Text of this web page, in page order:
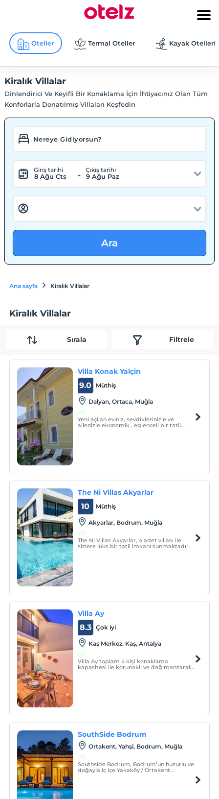
Oteller Termal Oteller Kayak Otelleri
Kiralık Villalar
Dinlendirici Ve Keyifli Bir Konaklama İçin İhtiyacınız Olan Tüm
Konforlarla Donatılmış Villaları Keşfedin
Giriş tarihi
8 Ağu Cts -
Çıkış tarihi
9 Ağu Paz
Ara
Ana sayfa Kiralık Villalar
Kiralık Villalar
Sırala Filtrele
Villa Konak Yalçin
Müthiş
9.0
Dalyan, Ortaca, Muğla
Yeni açilan eviniz; sevdiklerinizle ve
ailenizle ekonomik , eglenceli bir tatil
The Ni Villas Akyarlar
Müthiş
10
Akyarlar, Bodrum, Muğla
The Ni Villas Akyarlar, 4 adet villası ile
sizlere lüks bir tatil imkanı sunmaktadır.
Villa Ay
Çok iyi
8.3
Kaş Merkez, Kaş, Antalya
Villa Ay toplam 4 kişi konaklama
kapasitesi ile korunaklı ve dağ manzaralı
SouthSide Bodrum
Ortakent, Yahşi, Bodrum, Muğla
Southside Bodrum, Bodrum’un huzurlu ve
doğayla iç içe Yakaköy / Ortakent